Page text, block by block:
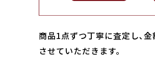
商品1点ずつ丁寧に査定し､金
させていただきます。